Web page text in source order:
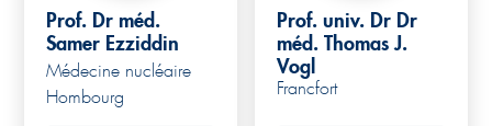
Prof. Dr méd.
Samer Ezziddin
Médecine nucléaire
Hombourg
Prof. univ. Dr Dr
méd. Thomas J.
Vogl
Francfort